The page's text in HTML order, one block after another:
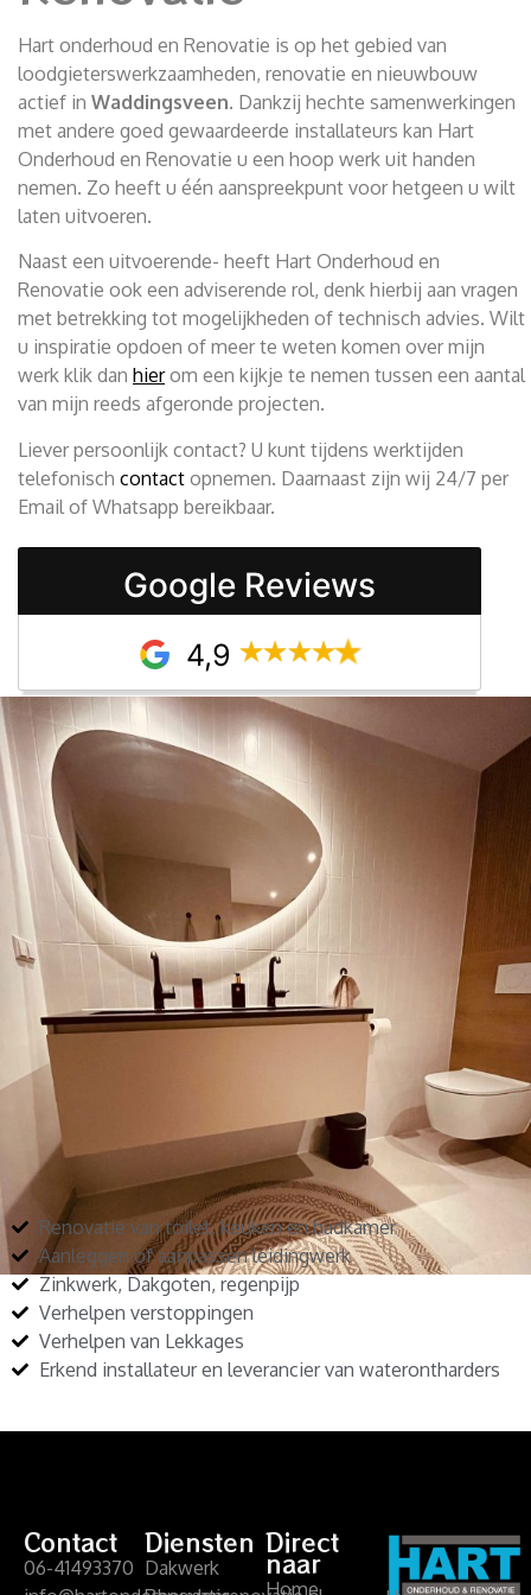
Hart onderhoud en Renovatie is op het gebied van
loodgieterswerkzaamheden, renovatie en nieuwbouw
actief in Waddingsveen. Dankzij hechte samenwerkingen
met andere goed gewaardeerde installateurs kan Hart
Onderhoud en Renovatie u een hoop werk uit handen
nemen. Zo heeft u één aanspreekpunt voor hetgeen u wilt
laten uitvoeren.
Naast een uitvoerende- heeft Hart Onderhoud en
Renovatie ook een adviserende rol, denk hierbij aan vragen
met betrekking tot mogelijkheden of technisch advies. Wilt
u inspiratie opdoen of meer te weten komen over mijn
werk klik dan hierom een kijkje te nemen tussen een aantal
van mijn reeds afgeronde projecten.
Liever persoonlijk contact? U kunt tijdens werktijden
telefonisch contact opnemen. Daarnaast zijn wij 24/7 per
Email of Whatsapp bereikbaar.
Google Reviews
4,9
Renovatie van toilet, keuken en badkamer
Aanleggen of aanpassen leidingwerk
Zinkwerk, Dakgoten, regenpijp
Verhelpen verstoppingen
Verhelpen van Lekkages
Erkend installateur en leverancier van waterontharders
Contact
06-41493370
Diensten
Dakwerk
Direct
naar
Home